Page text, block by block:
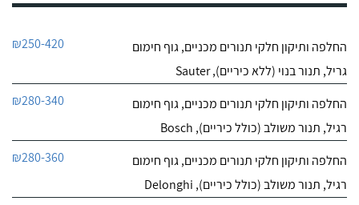
החלפה ותיקון חלקי תנורים מכניים, גוף חימום
גריל, תנור בנוי (ללא כיריים), Sauter
₪250-420
החלפה ותיקון חלקי תנורים מכניים, גוף חימום
רגיל, תנור משולב (כולל כיריים), Bosch
₪280-340
החלפה ותיקון חלקי תנורים מכניים, גוף חימום
רגיל, תנור משולב (כולל כיריים), Delonghi
₪280-360